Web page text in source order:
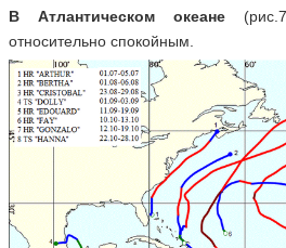
В Атлантическом океане
относительно спокойным.